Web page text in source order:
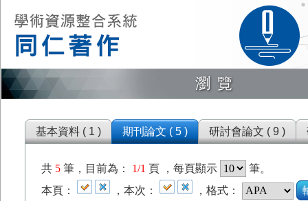
瀏覽
基本資料 ( 1 ) 期刊論文 ( 5 ) 研討會論文 ( 9 )
共 5筆，目前為： 1/1 頁 ，每頁顯示
筆。
本頁：
，本次： ，格式：